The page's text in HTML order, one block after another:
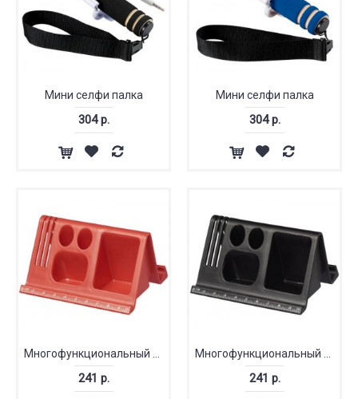
Мини селфи палка
304 р.
Мини селфи палка
304 р.
Многофункциональный настольный набор
241 р.
Многофункциональный настольный набор
241 р.